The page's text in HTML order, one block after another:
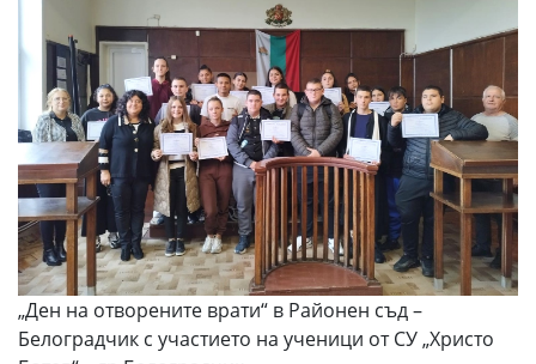
„Ден на отворените врати“ в Районен съд –
Белоградчик с участието на ученици от СУ „Христо